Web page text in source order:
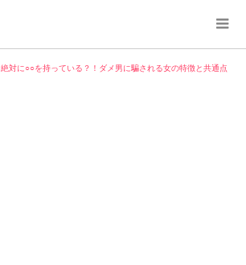
絶対に○○を持っている？！ダメ男に騙される女の特徴と共通点